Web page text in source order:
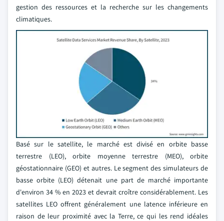
gestion des ressources et la recherche sur les changements
climatiques.
Basé sur le satellite, le marché est divisé en orbite basse
terrestre (LEO), orbite moyenne terrestre (MEO), orbite
géostationnaire (GEO) et autres. Le segment des simulateurs de
basse orbite (LEO) détenait une part de marché importante
d'environ 34 % en 2023 et devrait croître considérablement. Les
satellites LEO offrent généralement une latence inférieure en
raison de leur proximité avec la Terre, ce qui les rend idéales